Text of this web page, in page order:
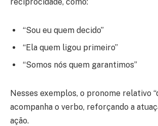
“Sou eu quem decido”
“Ela quem ligou primeiro”
“Somos nós quem garantimos”
Nesses exemplos, o pronome relativo
acompanha o verbo, reforçando a
ação.